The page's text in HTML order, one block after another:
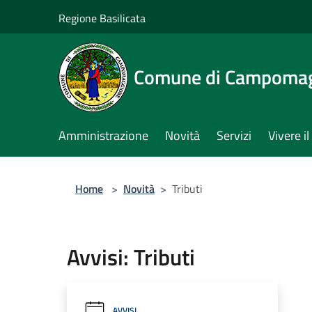
Regione Basilicata
Comune di
Amministrazione Novità Servizi Vivere
Home > Novità > Tributi
Avvisi: Tributi